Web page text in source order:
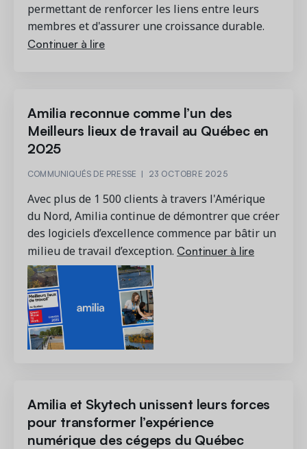
permettant de renforcer les liens entre leurs
membres et d'assurer une croissance durable.
Continuer à lire
Amilia reconnue comme l’un des
Meilleurs lieux de travail au Québec en
2025
COMMUNIQUÉS DE PRESSE | 23 OCTOBRE 2025
Avec plus de 1 500 clients à travers l'Amérique
du Nord, Amilia continue de démontrer que créer
des logiciels d’excellence commence par bâtir un
milieu de travail d’exception. Continuer à lire
Amilia et Skytech unissent leurs forces
pour transformer l’expérience
numérique des cégeps du Québec